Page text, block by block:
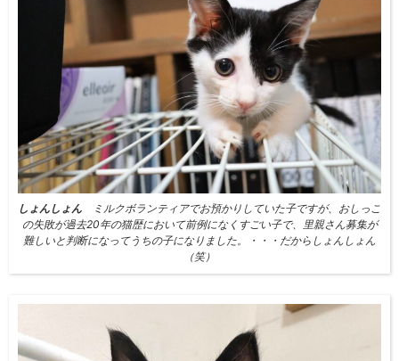
しょんしょん ミルクボランティアでお預かりしていた子ですが、おしっこ
の失敗が過去20年の猫歴において前例になくすごい子で、里親さん募集が
難しいと判断になってうちの子になりました。・・・だからしょんしょん
（笑）